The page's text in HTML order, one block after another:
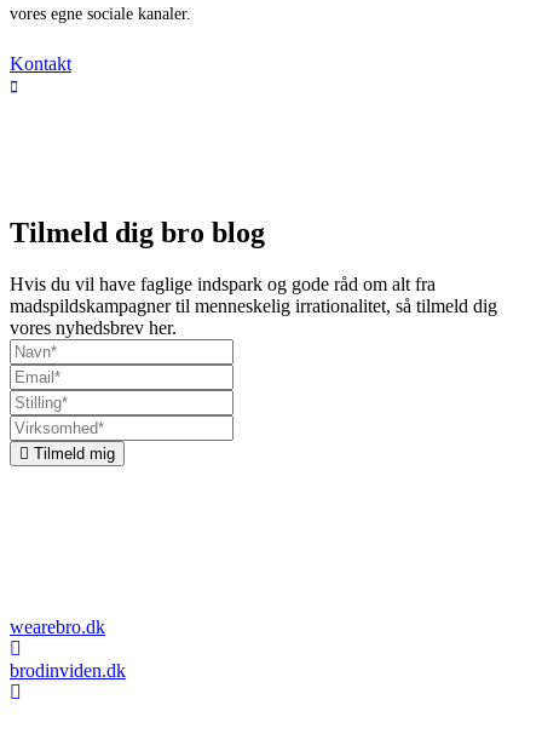
vores egne sociale kanaler.
Kontakt
Tilmeld dig bro blog
Hvis du vil have faglige indspark og gode råd om alt fra
madspildskampagner til menneskelig irrationalitet, så tilmeld dig
vores nyhedsbrev her.
Tilmeld mig
wearebro.dk
brodinviden.dk